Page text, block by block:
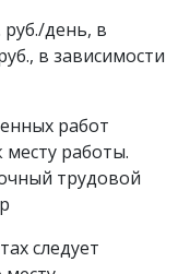
руб./день, в
в зависимости
работ
работы.
трудовой
следует